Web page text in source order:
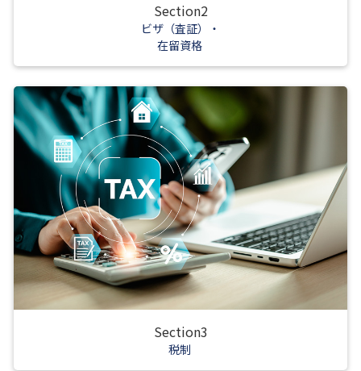
Section2
ビザ（査証）・
在留資格
Section3
税制